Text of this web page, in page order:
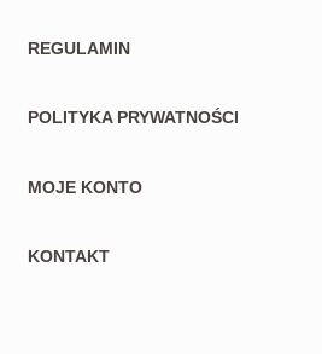
REGULAMIN
POLITYKA PRYWATNOŚCI
MOJE KONTO
KONTAKT